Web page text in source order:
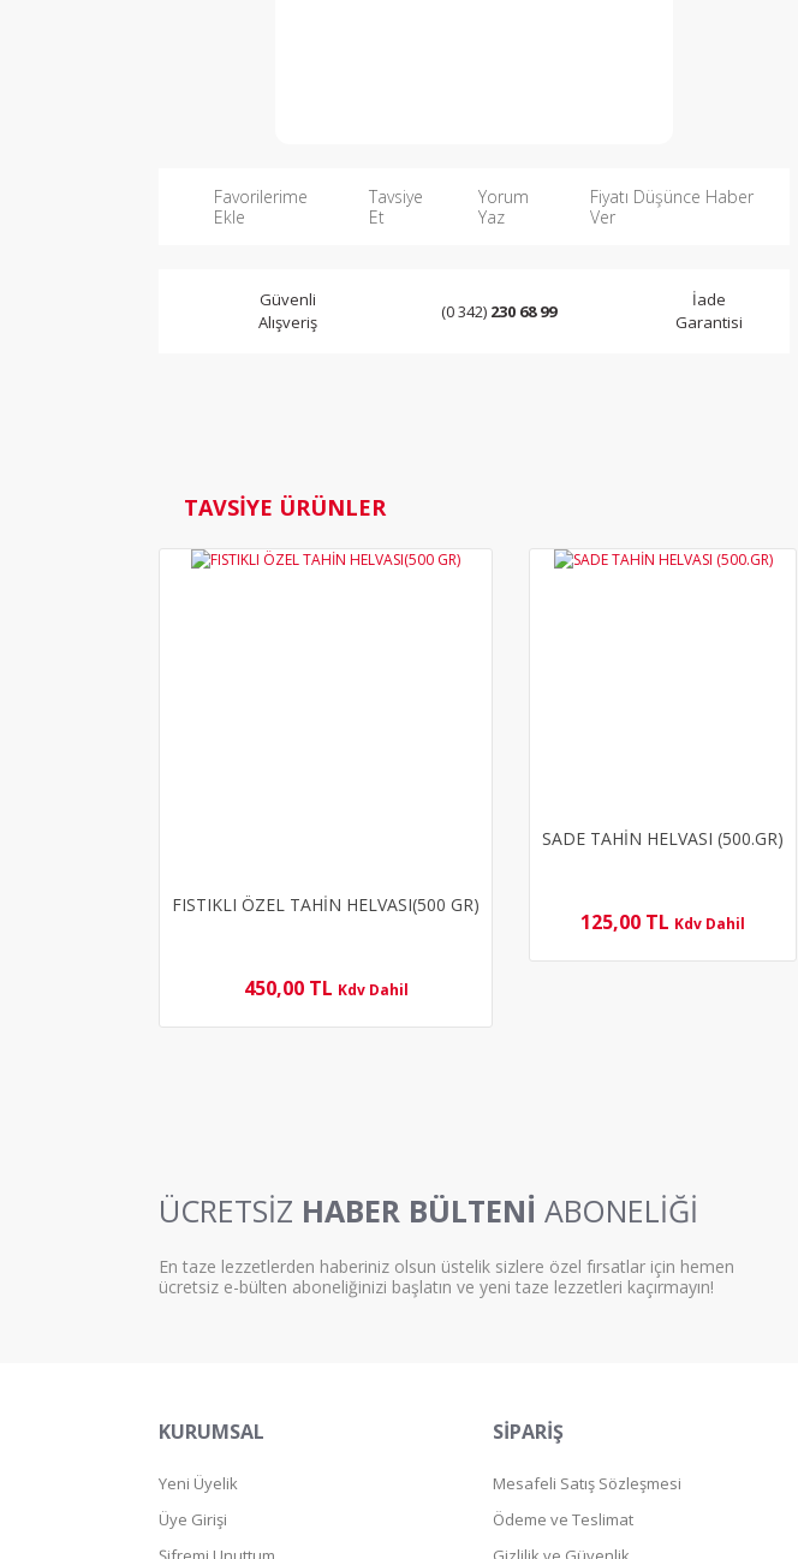
Favorilerime
Ekle
Tavsiye
Et
Yorum
Yaz
Fiyatı Düşünce Haber
Ver
Güvenli
Alışveriş
(0 342) 230 68 99
İade
Garantisi
TAVSİYE ÜRÜNLER
FISTIKLI ÖZEL TAHİN HELVASI(500 GR)
450,00 TL Kdv Dahil
SADE TAHİN HELVASI (500.GR)
125,00 TL Kdv Dahil
ÜCRETSİZ HABER BÜLTENİ ABONELİĞİ
En taze lezzetlerden haberiniz olsun üstelik sizlere özel fırsatlar için hemen
ücretsiz e-bülten aboneliğinizi başlatın ve yeni taze lezzetleri kaçırmayın!
KURUMSAL
Yeni Üyelik
Üye Girişi
SİPARİŞ
Mesafeli Satış Sözleşmesi
Ödeme ve Teslimat